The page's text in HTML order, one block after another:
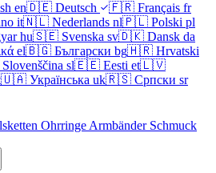
en🇩🇪 Deutsch 🇫🇷 Français fr
it🇳🇱 Nederlands nl🇵🇱 Polski pl
hu🇸🇪 Svenska sv🇩🇰 Dansk da
el🇧🇬 Български bg🇭🇷 Hrvatski
Slovenščina sl🇪🇪 Eesti et🇱🇻
🇺🇦 Українська uk🇷🇸 Српски sr
Ohrringe Armbänder Schmuck